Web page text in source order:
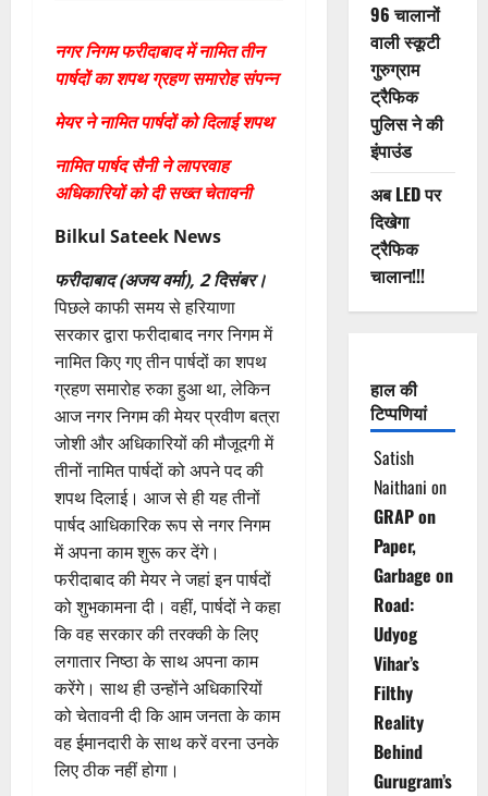
नगर निगम फरीदाबाद में नामित तीन
पार्षदों का शपथ ग्रहण समारोह संपन्न
मेयर ने नामित पार्षदों को दिलाई शपथ
नामित पार्षद सैनी ने लापरवाह
अधिकारियों को दी सख्त चेतावनी
Bilkul Sateek News
फरीदाबाद (अजय वर्मा), 2 दिसंबर।
पिछले काफी समय से हरियाणा
सरकार द्वारा फरीदाबाद नगर निगम में
नामित किए गए तीन पार्षदों का शपथ
ग्रहण समारोह रुका हुआ था, लेकिन
आज नगर निगम की मेयर प्रवीण बत्रा
जोशी और अधिकारियों की मौजूदगी में
तीनों नामित पार्षदों को अपने पद की
शपथ दिलाई। आज से ही यह तीनों
पार्षद आधिकारिक रूप से नगर निगम
में अपना काम शुरू कर देंगे।
फरीदाबाद की मेयर ने जहां इन पार्षदों
को शुभकामना दी। वहीं, पार्षदों ने कहा
कि वह सरकार की तरक्की के लिए
लगातार निष्ठा के साथ अपना काम
करेंगे। साथ ही उन्होंने अधिकारियों
को चेतावनी दी कि आम जनता के काम
वह ईमानदारी के साथ करें वरना उनके
लिए ठीक नहीं होगा।
96 चालानों
वाली स्कूटी
गुरुग्राम
ट्रैफिक
पुलिस ने की
इंपाउंड
अब LED पर
दिखेगा
ट्रैफिक
चालान!!!
हाल की
टिप्पणियां
Satish
Naithani on
GRAP on
Paper,
Garbage on
Road:
Udyog
Vihar’s
Filthy
Reality
Behind
Gurugram’s